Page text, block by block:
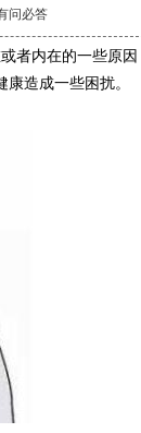
问必答
者内在的一些原因
造成一些困扰。